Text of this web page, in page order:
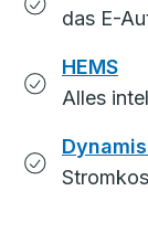
das E-
HEMS
Alles